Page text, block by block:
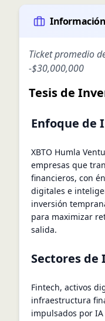
Ticket promedio
-$30,000,000
Tesis de
Enfoque de
XBTO Humla
empresas que
financieros, con
digitales e
inversión
para maximizar
salida.
Sectores de
Fintech, activos
infraestructura
impulsados por IA